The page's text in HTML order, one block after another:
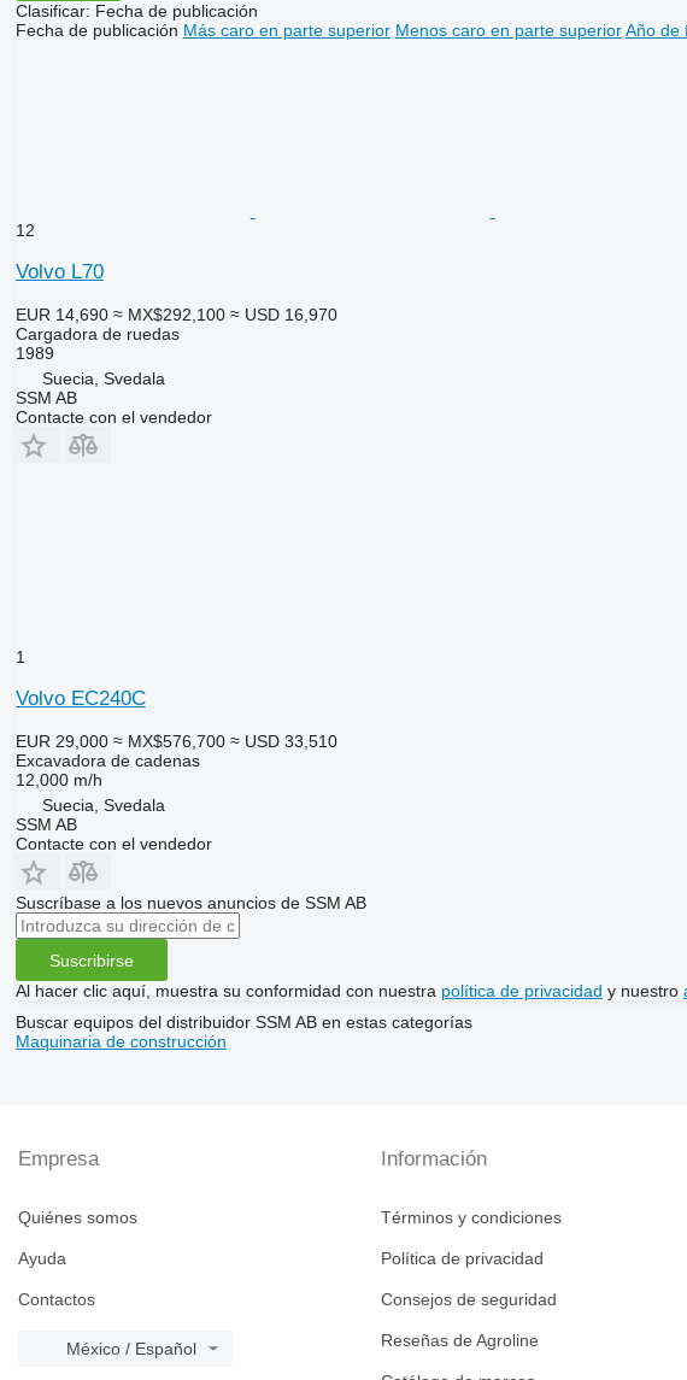
Clasificar: Fecha de publicación
Fecha de publicación Más caro en parte superior Menos caro en parte superior Año de
12
Volvo L70
EUR 14,690 ≈ MX$292,100 ≈ USD 16,970
Cargadora de ruedas
1989
Suecia, Svedala
SSM AB
Contacte con el vendedor
1
Volvo EC240C
EUR 29,000 ≈ MX$576,700 ≈ USD 33,510
Excavadora de cadenas
12,000 m/h
Suecia, Svedala
SSM AB
Contacte con el vendedor
Suscríbase a los nuevos anuncios de SSM AB
Suscribirse
Al hacer clic aquí, muestra su conformidad con nuestra política de privacidad y nuestro
Buscar equipos del distribuidor SSM AB en estas categorías
Maquinaria de construcción
Empresa
Quiénes somos
Ayuda
Contactos
México / Español
Información
Términos y condiciones
Política de privacidad
Consejos de seguridad
Reseñas de Agroline